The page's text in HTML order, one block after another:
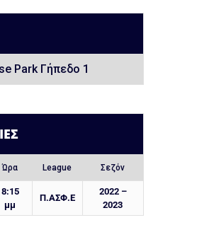
Park Γήπεδο 1
Ώρα League Σεζόν
8:15
μμ
Π.ΑΣΦ.Ε
2022 –
2023